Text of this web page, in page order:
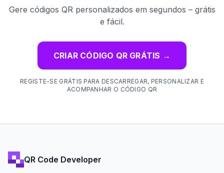
Gere códigos QR personalizados em segundos – grátis
e fácil.
CRIAR CÓDIGO QR GRÁTIS →
REGISTE-SE GRÁTIS PARA DESCARREGAR, PERSONALIZAR E
ACOMPANHAR O CÓDIGO QR
QR Code Developer